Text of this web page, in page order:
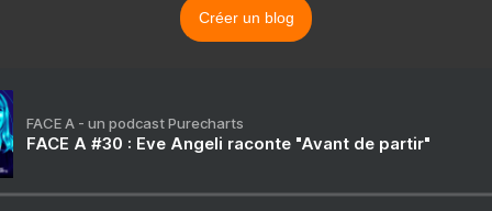
Créer un blog
FACE A - un podcast Purecharts
FACE A #30 : Eve Angeli raconte "Avant de partir"